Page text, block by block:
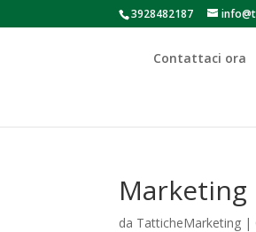
3928482187
Contattaci ora
Marketing
da TatticheMarketing |